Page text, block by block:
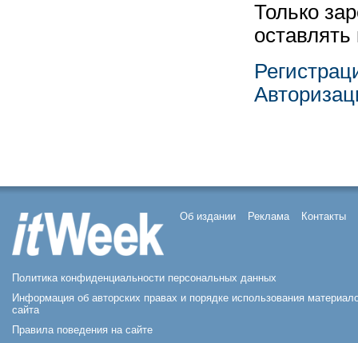
Только
Об издании Реклама Контакты
Политика конфиденциальности персональных данных
Информация об авторских правах и порядке использования
сайта
Правила поведения на сайте